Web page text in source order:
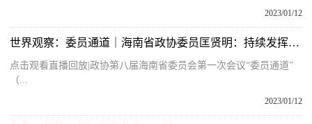
2023/01/12
世界观察：委员通道｜海南省政协委员匡贤明：持续发挥RCEP与自贸港政策叠加效应
点击观看直播回放|政协第八届海南省委员会第一次会议“委员通道”
（...
2023/01/12